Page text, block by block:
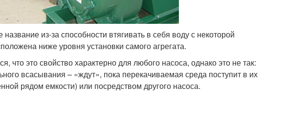
из-за способности втягивать в себя воду с некоторой
ниже уровня установки самого агрегата.
что это свойство характерно для любого насоса, однако это не так:
всасывания – «ждут», пока перекачиваемая среда поступит в их
рядом емкости) или посредством другого насоса.